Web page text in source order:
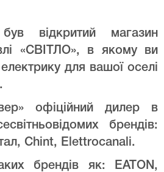
відкритий магазин
«СВІТЛО», в якому ви
для вашої оселі
офіційний дилер в
брендів:
Chint, Elettrocanali.
брендів як: EATON,